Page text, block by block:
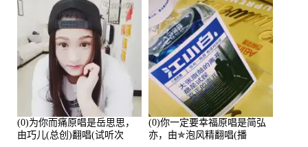
(0)为你而痛原唱是岳思思，
由巧儿(总创)翻唱(试听次
(0)你一定要幸福原唱是简弘
亦，由✯泡风精翻唱(播